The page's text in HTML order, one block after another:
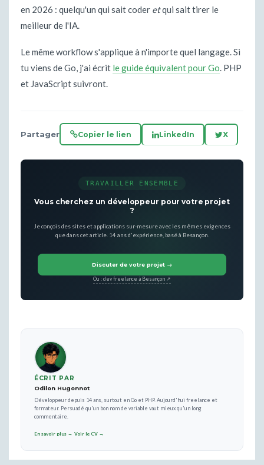
en 2026 : quelqu'un qui sait coder etqui sait tirer le
meilleur de l'IA.
Le même workflow s'applique à n'importe quel langage. Si
tu viens de Go, j'ai écrit le guide équivalent pour Go. PHP
et JavaScript suivront.
Partager Copier le lien LinkedIn X
TRAVAILLER ENSEMBLE
Vous cherchez un développeur pour votre projet
?
Je conçois des sites et applications sur-mesure avec les mêmes exigences
que dans cet article. 14 ans d'expérience, basé à Besançon.
Discuter de votre projet →
Ou : dev freelance à Besançon ↗
ÉCRIT PAR
Odilon Hugonnot
Développeur depuis 14 ans, surtout en Go et PHP. Aujourd'hui freelance et
formateur. Persuadé qu'un bon nom de variable vaut mieux qu'un long
commentaire.
En savoir plus → Voir le CV →